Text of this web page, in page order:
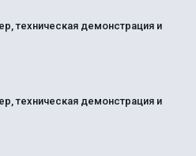
техническая демонстрация и
техническая демонстрация и